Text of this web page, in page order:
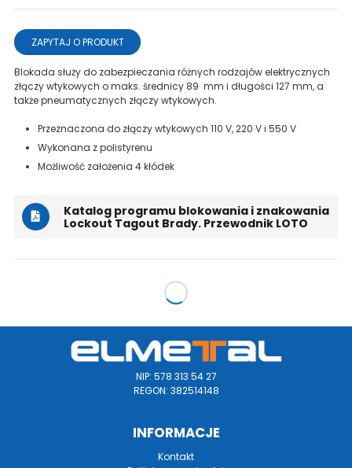
ZAPYTAJ O PRODUKT
Blokada służy do zabezpieczania różnych rodzajów elektrycznych
złączy wtykowych o maks. średnicy 89 mm i długości 127 mm, a
także pneumatycznych złączy wtykowych.
Przeznaczona do złączy wtykowych 110 V, 220 V i 550 V
Wykonana z polistyrenu
Możliwość założenia 4 kłódek
Katalog programu blokowania i znakowania
Lockout Tagout Brady. Przewodnik LOTO
NIP: 578 313 54 27
REGON: 382514148
INFORMACJE
Kontakt